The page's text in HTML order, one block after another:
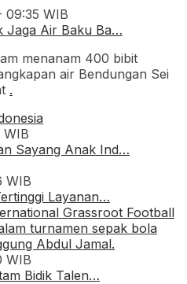
WIB
Jaga Air Baku Ba…
menanam 400 bibit
air Bendungan Sei
.
Sayang Anak Ind…
WIB
Layanan…
WIB
Bidik Talen…